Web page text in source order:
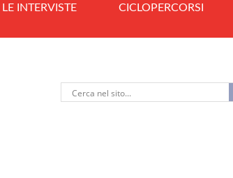
LE INTERVISTE CICLOPERCORSI